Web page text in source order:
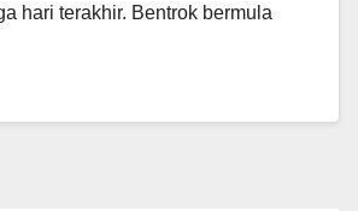
hari terakhir. Bentrok bermula